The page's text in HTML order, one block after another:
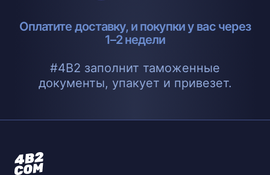
Оплатите доставку, и покупки у вас через
1–2 недели
#4B2 заполнит таможенные
документы, упакует и привезет.